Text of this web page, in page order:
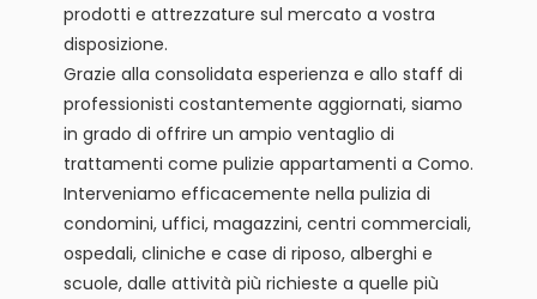
prodotti e attrezzature sul mercato a vostra
disposizione.
Grazie alla consolidata esperienza e allo staff di
professionisti costantemente aggiornati, siamo
in grado di offrire un ampio ventaglio di
trattamenti come pulizie appartamenti a Como.
Interveniamo efficacemente nella pulizia di
condomini, uffici, magazzini, centri commerciali,
ospedali, cliniche e case di riposo, alberghi e
scuole, dalle attività più richieste a quelle più